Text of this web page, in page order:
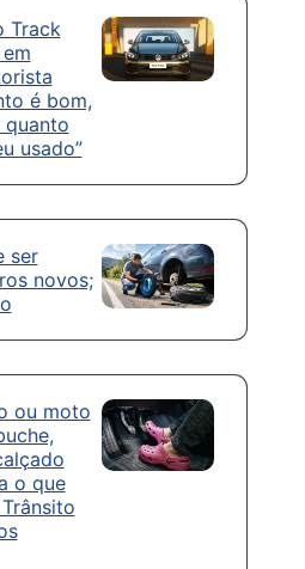
Track
é bom,
quanto
usado”
ser
novos;
ou moto
o que